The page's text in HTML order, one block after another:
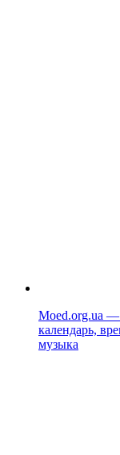
Moed.org.ua —
календарь,
музыка